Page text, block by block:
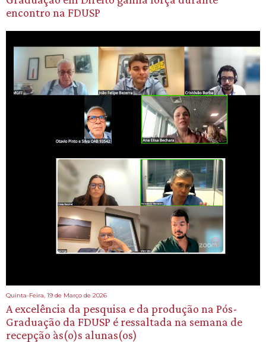
encontro na FDUSP
Quinta-Feira, 19 de Março de 2026
A excelência da pesquisa e da produção na Pós-
Graduação da FDUSP é ressaltada na semana de
recepção às(o)s alunas(os)